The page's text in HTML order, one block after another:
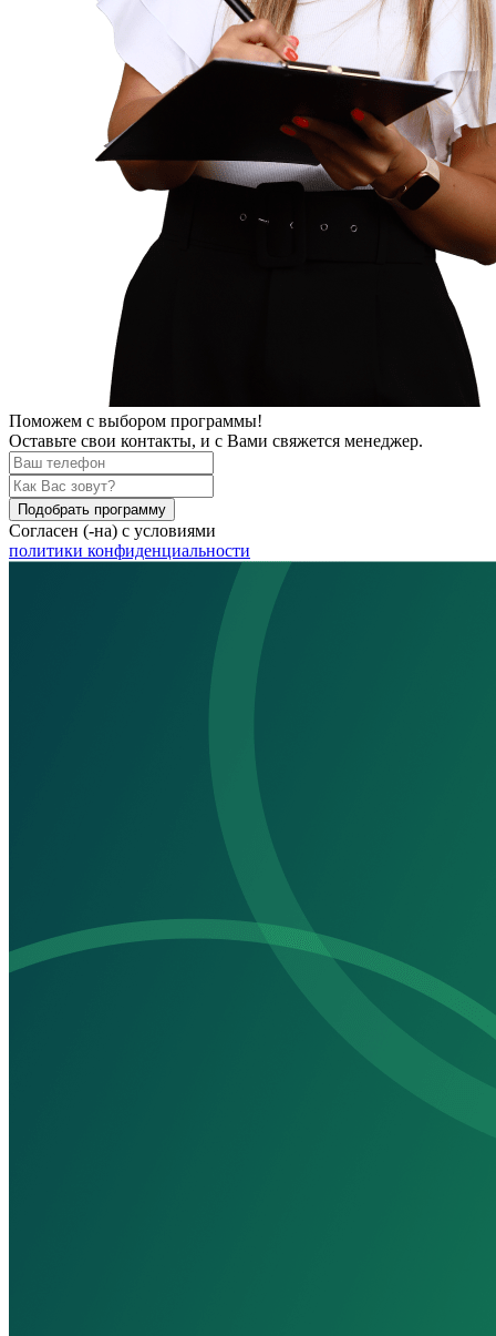
Поможем с выбором программы!
Оставьте свои контакты, и с Вами свяжется менеджер.
Подобрать программу
Согласен (-на) с условиями
политики конфиденциальности